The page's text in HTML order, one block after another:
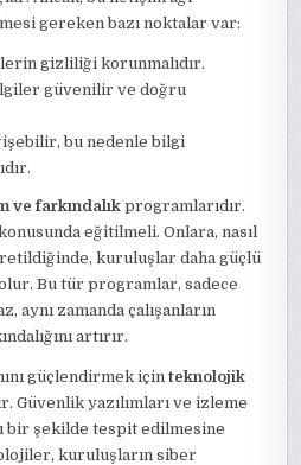
gereken bazı noktalar var:
gizliliği korunmalıdır.
güvenilir ve doğru
bu nedenle bilgi
ve farkındalık programlarıdır.
eğitilmeli. Onlara, nasıl
kuruluşlar daha güçlü
Bu tür programlar, sadece
aynı zamanda çalışanların
artırır.
güçlendirmek içinteknolojik
Güvenlik yazılımları ve izleme
bir şekilde tespit edilmesine
kuruluşların siber